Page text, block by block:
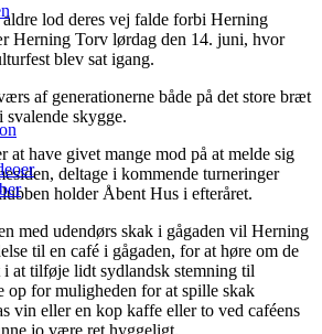
aldre lod deres vej falde forbi Herning
Herning Torv lørdag den 14. juni, hvor
blev sat igang.
af generationerne både på det store bræt
svalende skygge.
at have givet mange mod på at melde sig
deltage i kommende turneringer
holder Åbent Hus i efteråret.
med udendørs skak i gågaden vil Herning
til en café i gågaden, for at høre om de
at tilføje lidt sydlandsk stemning til
op for muligheden for at spille skak
vin eller en kop kaffe eller to ved caféens
jo være ret hyggeligt.